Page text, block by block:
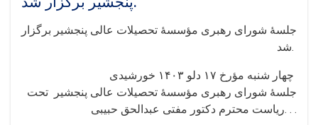
جلسهٔ‌ شورای رهبری مؤسسهٔ تحصیلات عالی پنجشیر برگزار
شد.
ریاست محترم دکتور مفتی عبدالحق حبیبی. . .